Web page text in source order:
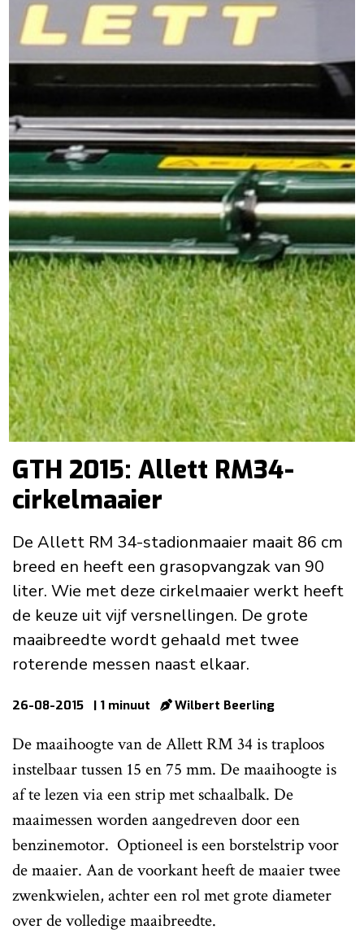
GTH 2015: Allett RM34-
cirkelmaaier
De Allett RM 34-stadionmaaier maait 86 cm
breed en heeft een grasopvangzak van 90
liter. Wie met deze cirkelmaaier werkt heeft
de keuze uit vijf versnellingen. De grote
maaibreedte wordt gehaald met twee
roterende messen naast elkaar.
26-08-2015 | 1 minuut Wilbert Beerling
De maaihoogte van de Allett RM 34 is traploos
instelbaar tussen 15 en 75 mm. De maaihoogte is
af te lezen via een strip met schaalbalk. De
maaimessen worden aangedreven door een
benzinemotor. Optioneel is een borstelstrip voor
de maaier. Aan de voorkant heeft de maaier twee
zwenkwielen, achter een rol met grote diameter
over de volledige maaibreedte.